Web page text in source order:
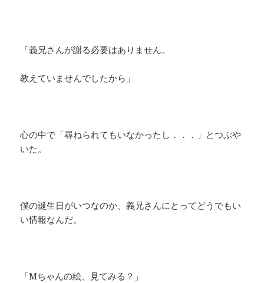
「義兄さんが謝る必要はありません。
教えていませんでしたから」
心の中で「尋ねられてもいなかったし．．．」とつぶや
いた。
僕の誕生日がいつなのか、義兄さんにとってどうでもい
い情報なんだ。
「Mちゃんの絵、見てみる？」